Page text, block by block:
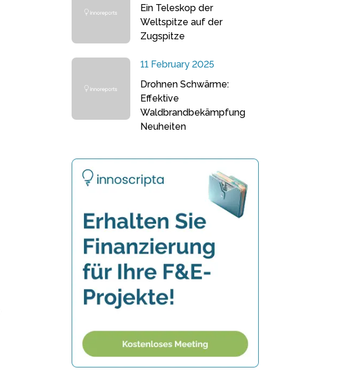
Ein Teleskop der
Weltspitze auf der
Zugspitze
11 February 2025
Drohnen Schwärme:
Effektive
Waldbrandbekämpfung
Neuheiten